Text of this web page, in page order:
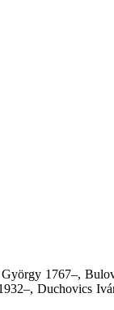
1767–,
Duchovics